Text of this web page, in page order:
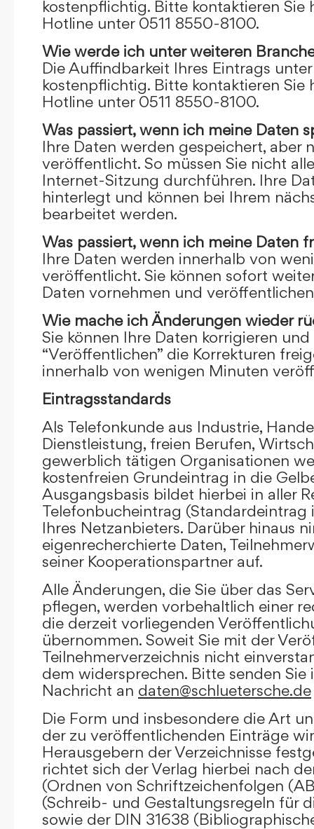
kostenpflichtig. Bitte kontaktieren Sie
Hotline unter 0511 8550-8100.
Wie werde ich unter weiteren
Die Auffindbarkeit Ihres Eintrags
kostenpflichtig. Bitte kontaktieren Sie
Hotline unter 0511 8550-8100.
Was passiert, wenn ich meine Daten
Ihre Daten werden gespeichert, aber
veröffentlicht. So müssen Sie nicht
Internet-Sitzung durchführen. Ihre
hinterlegt und können bei Ihrem
bearbeitet werden.
Was passiert, wenn ich meine Daten
Ihre Daten werden innerhalb von
veröffentlicht. Sie können sofort
Daten vornehmen und
Wie mache ich Änderungen wieder
Sie können Ihre Daten korrigieren
“Veröffentlichen” die Korrekturen
innerhalb von wenigen Minuten
Eintragsstandards
Als Telefonkunde aus Industrie,
Dienstleistung, freien Berufen,
gewerblich tätigen Organisationen
kostenfreien Grundeintrag in die
Ausgangsbasis bildet hierbei in aller
Telefonbucheintrag (Standardeintrag
Ihres Netzanbieters. Darüber hinaus
eigenrecherchierte Daten,
seiner Kooperationspartner auf.
Alle Änderungen, die Sie über das
pflegen, werden vorbehaltlich einer
die derzeit vorliegenden
übernommen. Soweit Sie mit der
Teilnehmerverzeichnis nicht
dem widersprechen. Bitte senden Sie
Nachricht an daten@schluetersche.de
Die Form und insbesondere die Art
der zu veröffentlichenden Einträge
Herausgebern der Verzeichnisse
richtet sich der Verlag hierbei nach
(Ordnen von Schriftzeichenfolgen
(Schreib- und Gestaltungsregeln für
sowie der DIN 31638